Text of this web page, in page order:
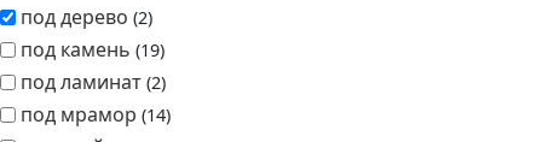
под дерево 2
под камень 19
под ламинат 2
под мрамор 14